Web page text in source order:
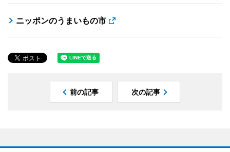
ニッポンのうまいもの市
前の記事 次の記事